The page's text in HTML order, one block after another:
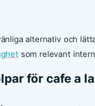
alternativ och
som relevant
för cafe a